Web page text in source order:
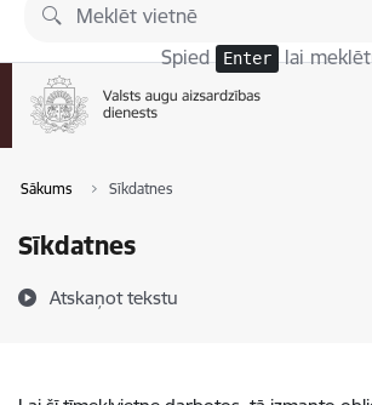
Pāriet uz lapas saturu
Spied Enter lai
Sākums Sīkdatnes
Sīkdatnes
Atskaņot tekstu